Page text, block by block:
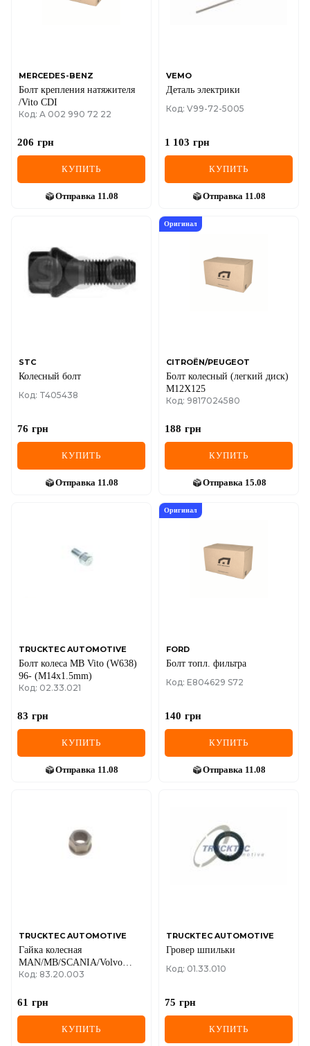
MERCEDES-BENZ
Болт крепления натяжителя
/Vito CDI
Код: A 002 990 72 22
206 грн
КУПИТЬ
Отправка 11.08
VEMO
Деталь электрики
Код: V99-72-5005
1 103 грн
КУПИТЬ
Отправка 11.08
STC
Колесный болт
Код: T405438
76 грн
КУПИТЬ
Отправка 11.08
Оригинал
CITROËN/PEUGEOT
Болт колесный (легкий диск)
М12Х125
Код: 9817024580
188 грн
КУПИТЬ
Отправка 15.08
TRUCKTEC AUTOMOTIVE
Болт колеса MB Vito (W638)
96- (M14x1.5mm)
Код: 02.33.021
83 грн
КУПИТЬ
Отправка 11.08
Оригинал
FORD
Болт топл. фильтра
Код: E804629 S72
140 грн
КУПИТЬ
Отправка 11.08
TRUCKTEC AUTOMOTIVE
Гайка колесная
MAN/MB/SCANIA/Volvo
(M20x1.5)
Код: 83.20.003
61 грн
КУПИТЬ
TRUCKTEC AUTOMOTIVE
Гровер шпильки
Код: 01.33.010
75 грн
КУПИТЬ